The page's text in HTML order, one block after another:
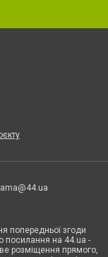
попередньої згоди
посилання на 44.ua -
розміщення прямого,